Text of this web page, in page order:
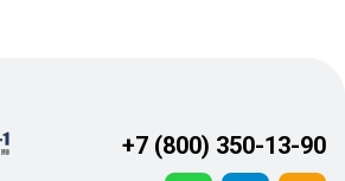
+7 (800) 350-13-90